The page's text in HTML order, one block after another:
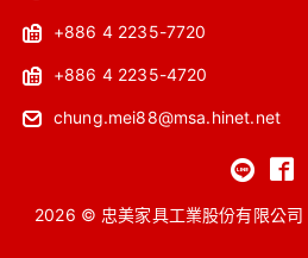
+886 4 2235-7720
+886 4 2235-4720
chung.mei88@msa.hinet.net
2026 © 忠美家具工業股份有限公司